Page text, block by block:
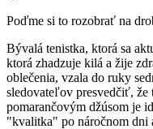
Poďme si to rozobrať na
Bývalá tenistka, ktorá sa
ktorá zhadzuje kilá a žije
oblečenia, vzala do ruky
sledovateľov presvedčiť,
pomarančovým džúsom je
"kvalitka" po náročnom dni